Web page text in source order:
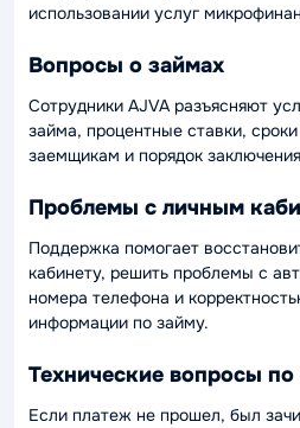
использовании услуг
Вопросы о займах
Сотрудники AJVA разъясняют
займа, процентные ставки,
заемщикам и порядок
Проблемы с личным
Поддержка помогает
кабинету, решить проблемы с
номера телефона и
информации по займу.
Технические вопросы по
Если платеж не прошел, был